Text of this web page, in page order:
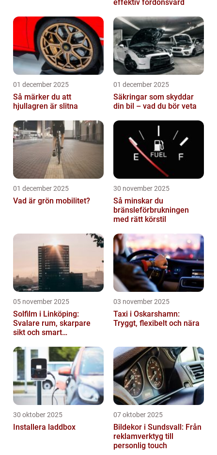
effektiv fordonsvård
01 december 2025
Så märker du att
hjullagren är slitna
01 december 2025
Säkringar som skyddar
din bil – vad du bör veta
01 december 2025
Vad är grön mobilitet?
30 november 2025
Så minskar du
bränsleförbrukningen
med rätt körstil
05 november 2025
Solfilm i Linköping:
Svalare rum, skarpare
sikt och smart
03 november 2025
Taxi i Oskarshamn:
Tryggt, flexibelt och nära
30 oktober 2025
Installera laddbox
07 oktober 2025
Bildekor i Sundsvall: Från
reklamverktyg till
personlig touch